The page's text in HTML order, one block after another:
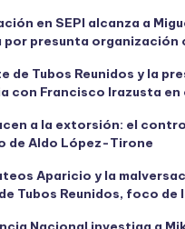
en SEPI alcanza a
por presunta organización
de Tubos Reunidos y la
con Francisco Irazusta
a la extorsión: el
de Aldo López-Tirone
Aparicio y la
Tubos Reunidos, foco de